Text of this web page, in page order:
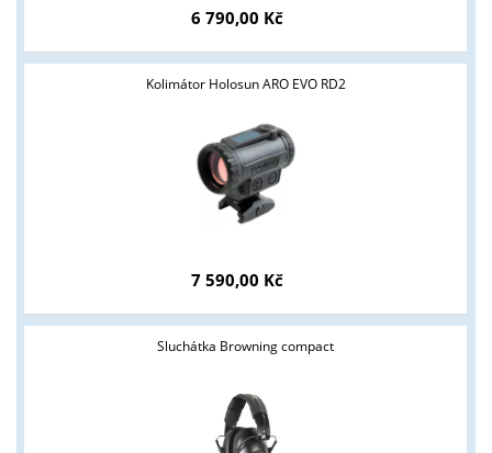
6 790,00 Kč
Kolimátor Holosun ARO EVO RD2
7 590,00 Kč
Sluchátka Browning compact